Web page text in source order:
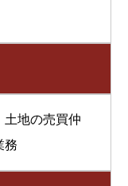
土地の売買仲
務